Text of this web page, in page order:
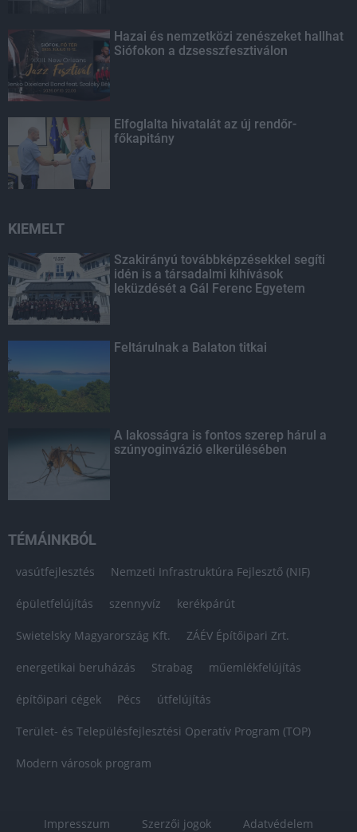
Hazai és nemzetközi zenészeket hallhat
Siófokon a dzsesszfesztiválon
Elfoglalta hivatalát az új rendőr-
főkapitány
KIEMELT
Szakirányú továbbképzésekkel segíti
idén is a társadalmi kihívások
leküzdését a Gál Ferenc Egyetem
Feltárulnak a Balaton titkai
A lakosságra is fontos szerep hárul a
szúnyoginvázió elkerülésében
TÉMÁINKBÓL
vasútfejlesztés Nemzeti Infrastruktúra Fejlesztő (NIF)
épületfelújítás szennyvíz kerékpárút
Swietelsky Magyarország Kft. ZÁÉV Építőipari Zrt.
energetikai beruházás Strabag műemlékfelújítás
építőipari cégek Pécs útfelújítás
Terület- és Településfejlesztési Operatív Program (TOP)
Modern városok program
Impresszum Szerzői jogok Adatvédelem